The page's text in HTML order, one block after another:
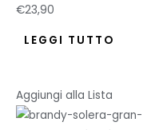
€23,90
LEGGI TUTTO
Aggiungi alla Lista